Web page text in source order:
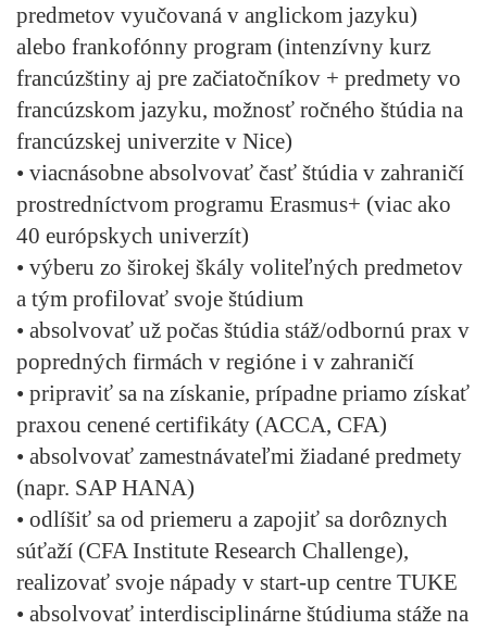
predmetov vyučovaná v anglickom jazyku)
alebo frankofónny program (intenzívny kurz
francúzštiny aj pre začiatočníkov + predmety vo
francúzskom jazyku, možnosť ročného štúdia na
francúzskej univerzite v Nice)
• viacnásobne absolvovať časť štúdia v zahraničí
prostredníctvom programu Erasmus+ (viac ako
40 európskych univerzít)
• výberu zo širokej škály voliteľných predmetov
a tým profilovať svoje štúdium
• absolvovať už počas štúdia stáž/odbornú prax v
popredných firmách v regióne i v zahraničí
• pripraviť sa na získanie, prípadne priamo získať
praxou cenené certifikáty (ACCA, CFA)
• absolvovať zamestnávateľmi žiadané predmety
(napr. SAP HANA)
• odlíšiť sa od priemeru a zapojiť sa dorôznych
súťaží (CFA Institute Research Challenge),
realizovať svoje nápady v start-up centre TUKE
• absolvovať interdisciplinárne štúdiuma stáže na